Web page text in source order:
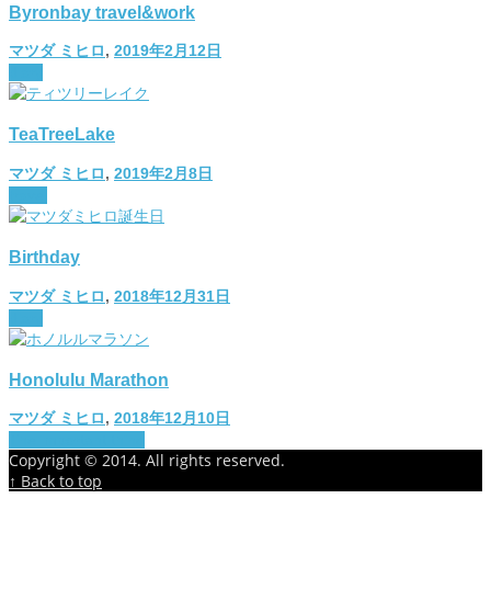
Byronbay travel&work
マツダ ミヒロ, 2019年2月12日
TeaTreeLake
マツダ ミヒロ, 2019年2月8日
Birthday
マツダ ミヒロ, 2018年12月31日
Honolulu Marathon
マツダ ミヒロ, 2018年12月10日
Copyright © 2014. All rights reserved.
↑ Back to top